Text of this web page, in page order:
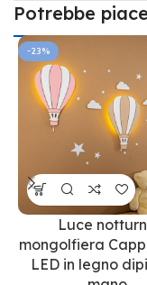
Potrebbe
-23%
Luce
mongolfiera
LED in legno